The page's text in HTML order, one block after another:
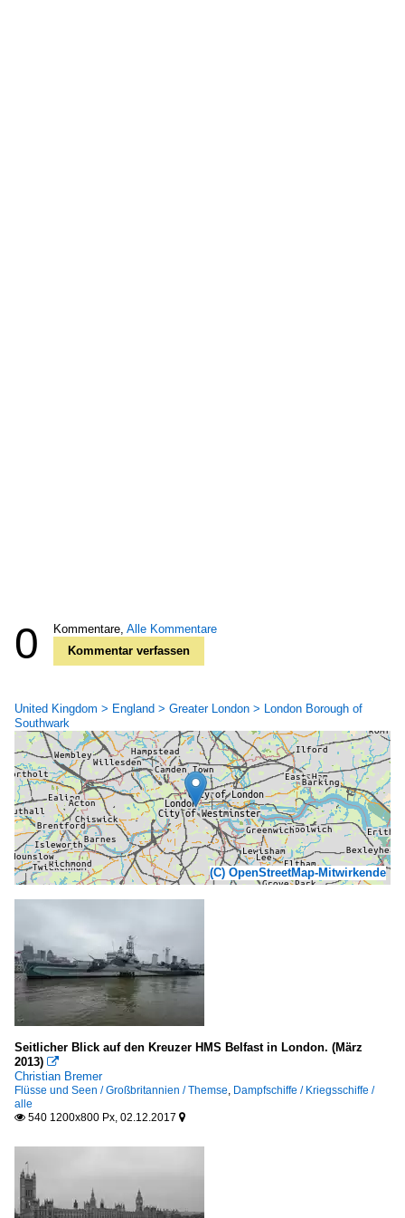
0 Kommentare, Alle Kommentare
Kommentar verfassen
United Kingdom > England > Greater London > London Borough of
Southwark
(C) OpenStreetMap-Mitwirkende
Seitlicher Blick auf den Kreuzer HMS Belfast in London. (März
2013) 
Christian Bremer
Flüsse und Seen / Großbritannien / Themse, Dampfschiffe / Kriegsschiffe /
alle
 540 1200x800 Px, 02.12.2017 